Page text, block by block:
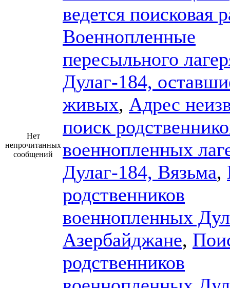
Нет
непрочитанных
сообщений
ведется поисковая
Военнопленные
пересыльного
Дулаг-184,
живых, Адрес
поиск
военнопленных
Дулаг-184, Вязьма,
родственников
военнопленных
Азербайджане,
родственников